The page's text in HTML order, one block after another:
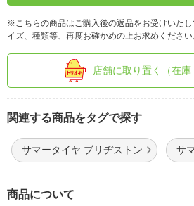
※こちらの商品はご購入後の返品をお受けいた
イズ、種類等、再度お確かめの上お求めください
店舗に取り置く（在庫
関連する商品をタグで探す
サマータイヤ ブリヂストン サ
商品について